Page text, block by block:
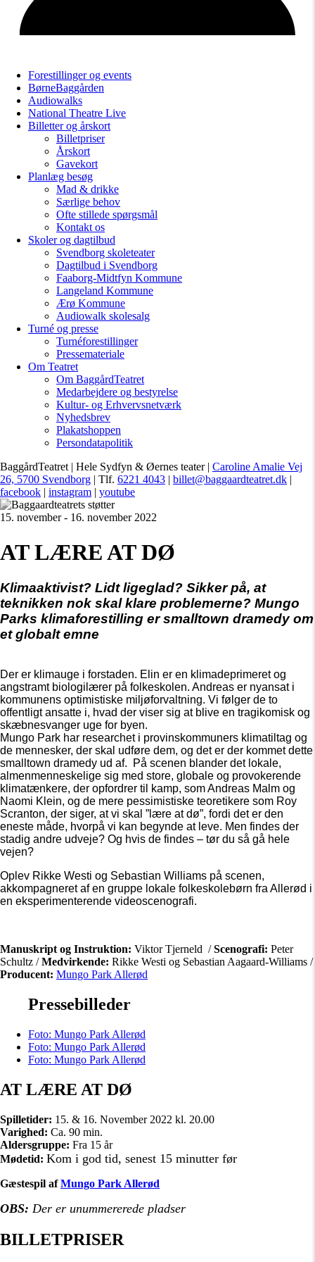
Forestillinger og events
BørneBaggården
Audiowalks
National Theatre Live
Billetter og årskort
Billetpriser
Årskort
Gavekort
Planlæg besøg
Mad & drikke
Særlige behov
Ofte stillede spørgsmål
Kontakt os
Skoler og dagtilbud
Svendborg skoleteater
Dagtilbud i Svendborg
Faaborg-Midtfyn Kommune
Langeland Kommune
Ærø Kommune
Audiowalk skolesalg
Turné og presse
Turnéforestillinger
Pressemateriale
Om Teatret
Om BaggårdTeatret
Medarbejdere og bestyrelse
Kultur- og Erhvervsnetværk
Nyhedsbrev
Plakatshoppen
Persondatapolitik
BaggårdTeatret | Hele Sydfyn & Øernes teater | Caroline Amalie Vej
26, 5700 Svendborg | Tlf. 6221 4043 billet@baggaardteatret.dk
facebook
instagram youtube
15. november - 16. november 2022
AT LÆRE AT DØ
Klimaaktivist? Lidt ligeglad? Sikker på, at
teknikken nok skal klare problemerne? Mungo
Parks klimaforestilling er smalltown dramedy om
et globalt emne
Der er klimauge i forstaden. Elin er en klimadeprimeret og
angstramt biologilærer på folkeskolen. Andreas er nyansat i
kommunens optimistiske miljøforvaltning. Vi følger de to
offentligt ansatte i, hvad der viser sig at blive en tragikomisk og
skæbnesvanger uge for byen.
Mungo Park har researchet i provinskommuners klimatiltag og
de mennesker, der skal udføre dem, og det er der kommet dette
smalltown dramedy ud af. På scenen blander det lokale,
almenmenneskelige sig med store, globale og provokerende
klimatænkere, der opfordrer til kamp, som Andreas Malm og
Naomi Klein, og de mere pessimistiske teoretikere som Roy
Scranton, der siger, at vi skal ”lære at dø”, fordi det er den
eneste måde, hvorpå vi kan begynde at leve. Men findes der
stadig andre udveje? Og hvis de findes – tør du så gå hele
vejen?
Oplev Rikke Westi og Sebastian Williams på scenen,
akkompagneret af en gruppe lokale folkeskolebørn fra Allerød i
en eksperimenterende videoscenografi.
Manuskript og Instruktion: Viktor Tjerneld /Scenografi: Peter
Schultz /Medvirkende: Rikke Westi og Sebastian Aagaard-Williams /
Producent: Mungo Park Allerød
Pressebilleder
Foto: Mungo Park Allerød
Foto: Mungo Park Allerød
Foto: Mungo Park Allerød
AT LÆRE AT DØ
Spilletider: 15. & 16. November 2022 kl. 20.00
Varighed: Ca. 90 min.
Aldersgruppe: Fra 15 år
Mødetid: Kom i god tid, senest 15 minutter før
Gæstespil afMungo Park Allerød
OBS: Der er unummererede pladser
BILLETPRISER